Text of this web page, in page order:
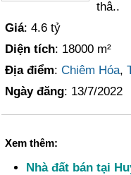
thâ..
Giá: 4.6 tỷ
Diện tích: 18000 m²
Địa điểm:Chiêm Hóa,
Ngày đăng: 13/7/2022
Xem thêm:
Nhà đất bán tại